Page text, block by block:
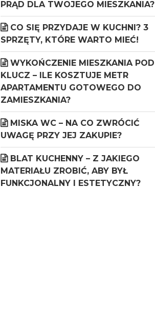
PRĄD DLA TWOJEGO MIESZKANIA?
CO SIĘ PRZYDAJE W KUCHNI? 3
SPRZĘTY, KTÓRE WARTO MIEĆ!
WYKOŃCZENIE MIESZKANIA POD
KLUCZ – ILE KOSZTUJE METR
APARTAMENTU GOTOWEGO DO
ZAMIESZKANIA?
MISKA WC – NA CO ZWRÓCIĆ
UWAGĘ PRZY JEJ ZAKUPIE?
BLAT KUCHENNY – Z JAKIEGO
MATERIAŁU ZROBIĆ, ABY BYŁ
FUNKCJONALNY I ESTETYCZNY?